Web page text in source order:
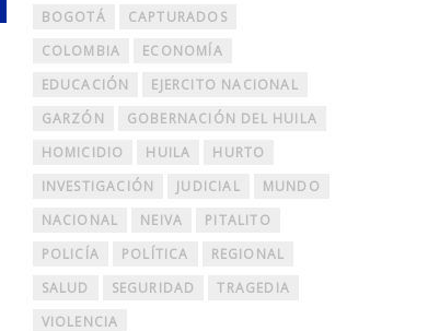
BOGOTÁ
CAPTURADOS
COLOMBIA
ECONOMÍA
EDUCACIÓN
EJERCITO NACIONAL
GARZÓN
GOBERNACIÓN DEL HUILA
HOMICIDIO
HUILA
HURTO
INVESTIGACIÓN
JUDICIAL
MUNDO
NACIONAL
NEIVA
PITALITO
POLICÍA
POLÍTICA
REGIONAL
SALUD
SEGURIDAD
TRAGEDIA
VIOLENCIA